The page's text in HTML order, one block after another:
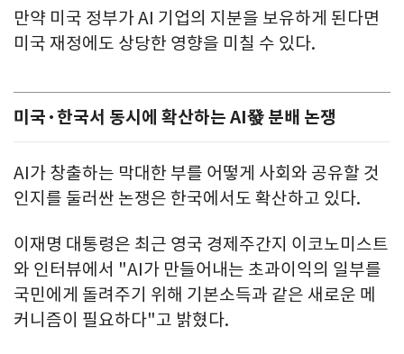
만약 미국 정부가 AI 기업의 지분을 보유하게 된다면
미국 재정에도 상당한 영향을 미칠 수 있다.
미국·한국서 동시에 확산하는 AI發 분배 논쟁
AI가 창출하는 막대한 부를 어떻게 사회와 공유할 것
인지를 둘러싼 논쟁은 한국에서도 확산하고 있다.
이재명 대통령은 최근 영국 경제주간지 이코노미스트
와 인터뷰에서 "AI가 만들어내는 초과이익의 일부를
국민에게 돌려주기 위해 기본소득과 같은 새로운 메
커니즘이 필요하다"고 밝혔다.